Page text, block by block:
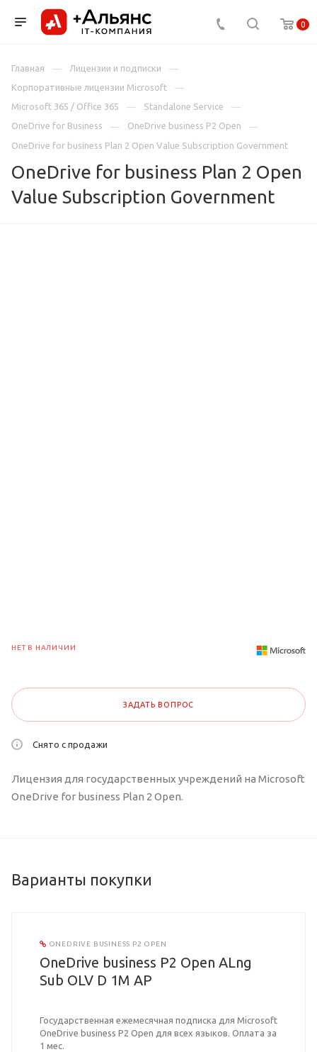
0
Главная
Лицензии и подписки
Корпоративные лицензии Microsoft
Microsoft 365 / Office 365
Standalone Service
OneDrive for Business
OneDrive business P2 Open
OneDrive for business Plan 2 Open Value Subscription Government
OneDrive for business Plan 2 Open
Value Subscription Government
НЕТ В НАЛИЧИИ
ЗАДАТЬ ВОПРОС
Снято с продажи
Лицензия для государственных учреждений на Microsoft
OneDrive for business Plan 2 Open.
Варианты покупки
ONEDRIVE BUSINESS P2 OPEN
OneDrive business P2 Open ALng
Sub OLV D 1M AP
Государственная ежемесячная подписка для Microsoft
OneDrive business P2 Open для всех языков. Оплата за
1 мес.